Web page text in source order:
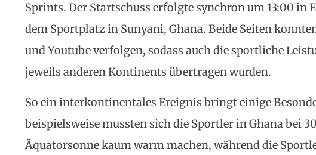
Sprints. Der Startschuss erfolgte synchron um 13:00 in
dem Sportplatz in Sunyani, Ghana. Beide Seiten
und Youtube verfolgen, sodass auch die sportliche
jeweils anderen Kontinents übertragen wurden.
So ein interkontinentales Ereignis bringt einige
beispielsweise mussten sich die Sportler in Ghana bei
Äquatorsonne kaum warm machen, während die